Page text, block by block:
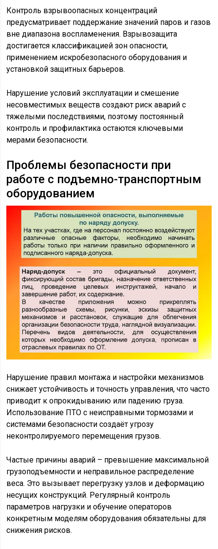
Контроль взрывоопасных концентраций
предусматривает поддержание значений паров и газов
вне диапазона воспламенения. Взрывозащита
достигается классификацией зон опасности,
применением искробезопасного оборудования и
установкой защитных барьеров.
Нарушение условий эксплуатации и смешение
несовместимых веществ создают риск аварий с
тяжелыми последствиями, поэтому постоянный
контроль и профилактика остаются ключевыми
мерами безопасности.
Проблемы безопасности при
работе с подъемно-транспортным
оборудованием
Нарушение правил монтажа и настройки механизмов
снижает устойчивость и точность управления, что часто
приводит к опрокидыванию или падению груза.
Использование ПТО с неисправными тормозами и
системами безопасности создаёт угрозу
неконтролируемого перемещения грузов.
Частые причины аварий – превышение максимальной
грузоподъемности и неправильное распределение
веса. Это вызывает перегрузку узлов и деформацию
несущих конструкций. Регулярный контроль
параметров нагрузки и обучение операторов
конкретным моделям оборудования обязательны для
снижения рисков.